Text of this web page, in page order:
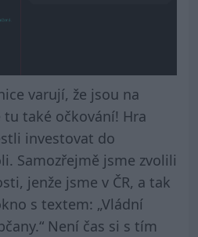
varují, že jsou na
také očkování! Hra
investovat do
Samozřejmě jsme zvolili
jenže jsme v ČR, a tak
s textem: „Vládní
Není čas si s tím